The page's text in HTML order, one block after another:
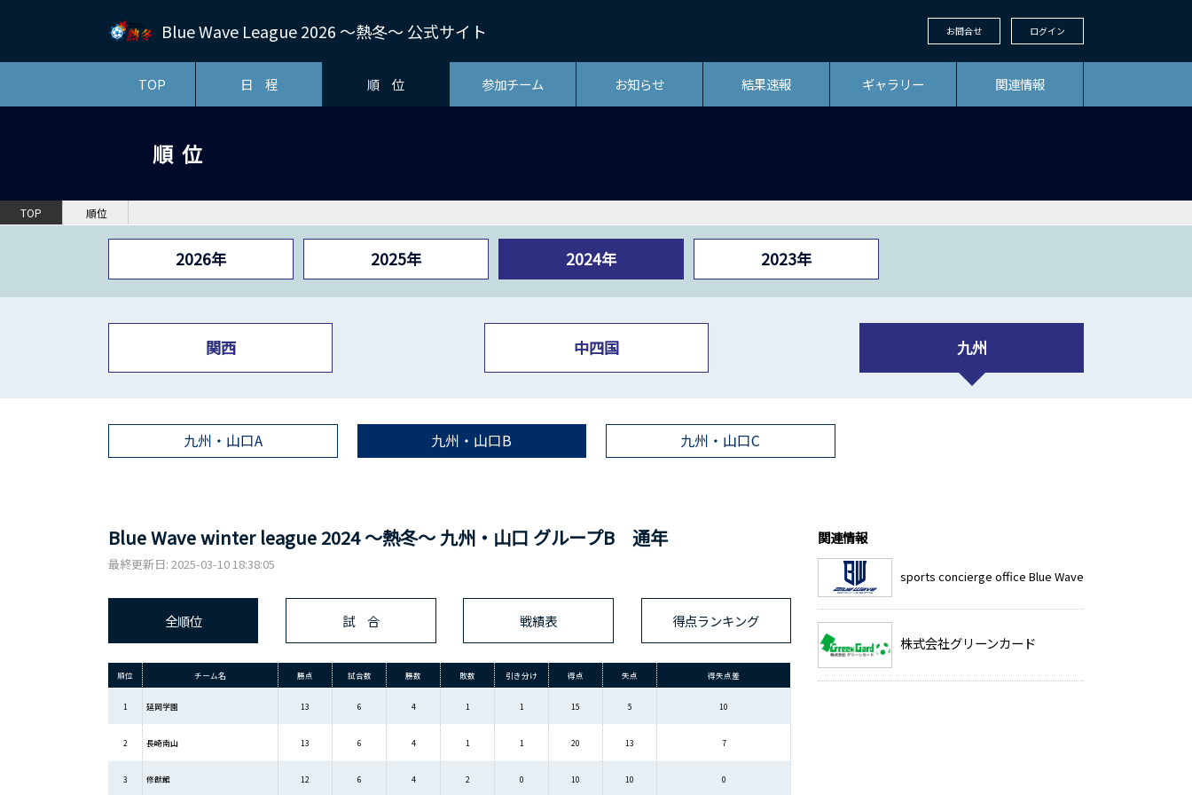
Blue Wave League 2026 ～熱冬～ 公式サイト お問合せ ログイン
TOP 日 程 順 位 参加チーム お知らせ 結果速報 ギャラリー 関連情報
順位
TOP 順位
2026年 2025年 2024年 2023年
関西 中四国 九州
九州・山口A 九州・山口B 九州・山口C
Blue Wave winter league 2024 ～熱冬～ 九州・山口 グループB 通年
最終更新日: 2025-03-10 18:38:05
全順位 試 合 戦績表 得点ランキング
順位 チーム名 勝点 試合数 勝数 敗数 引き分け 得点 失点 得失点差
1 延岡学園 13 6 4 1 1 15 5 10
2 長崎南山 13 6 4 1 1 20 13 7
3 修猷館 12 6 4 2 0 10 10 0
関連情報
sports concierge office Blue Wave
株式会社グリーンカード